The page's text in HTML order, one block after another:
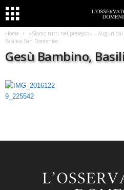
Home «Siamo tutti nel presepio» – Auguri
Basilica San Domenico
Gesù Bambino,